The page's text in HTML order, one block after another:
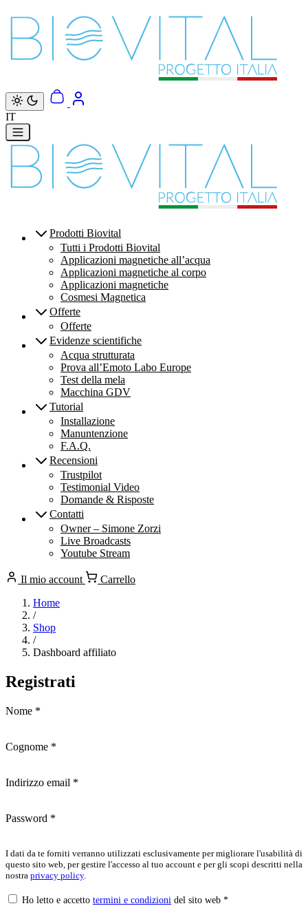
Vai direttamente ai contenuti
IT
Prodotti Biovital
Tutti i Prodotti Biovital
Applicazioni magnetiche all’acqua
Applicazioni magnetiche al corpo
Applicazioni magnetiche
Cosmesi Magnetica
Offerte
Offerte
Evidenze scientifiche
Acqua strutturata
Prova all’Emoto Labo Europe
Test della mela
Macchina GDV
Tutorial
Installazione
Manuntenzione
F.A.Q.
Recensioni
Trustpilot
Testimonial Video
Domande & Risposte
Contatti
Owner – Simone Zorzi
Live Broadcasts
Youtube Stream
Il mio account
Carrello
Home
/
Shop
/
Dashboard affiliato
Registrati
Nome *
Cognome *
Indirizzo email *
Password *
I dati da te forniti verranno utilizzati esclusivamente per migliorare l'usabilità di
questo sito web, per gestire l'accesso al tuo account e per gli scopi descritti nella
nostra privacy policy.
Ho letto e accetto termini e condizioni del sito web *